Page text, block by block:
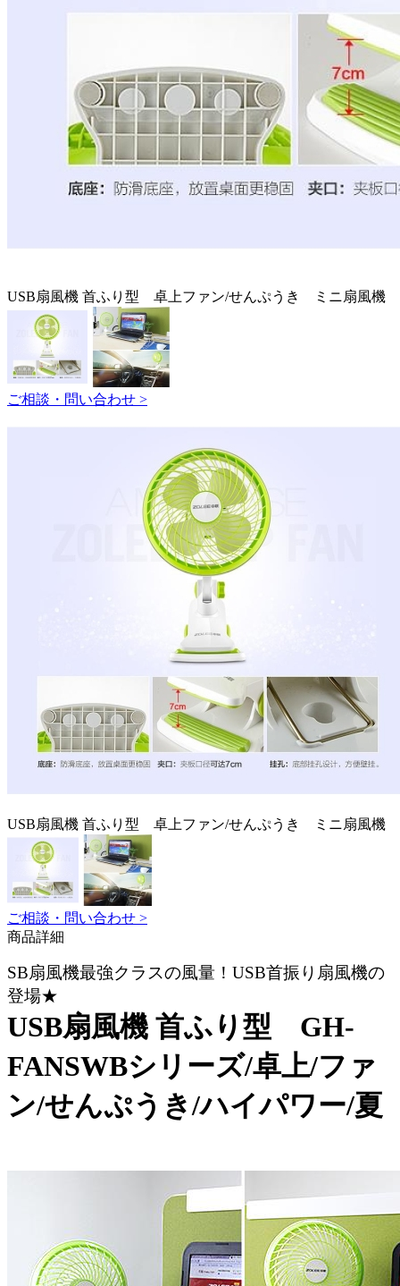
USB扇風機 首ふり型 卓上ファン/せんぷうき ミニ扇風機
ご相談・問い合わせ >
USB扇風機 首ふり型 卓上ファン/せんぷうき ミニ扇風機
ご相談・問い合わせ >
商品詳細
SB扇風機最強クラスの風量！USB首振り扇風機の
登場★
USB扇風機 首ふり型 GH-
FANSWBシリーズ/卓上/ファ
ン/せんぷうき/ハイパワー/夏